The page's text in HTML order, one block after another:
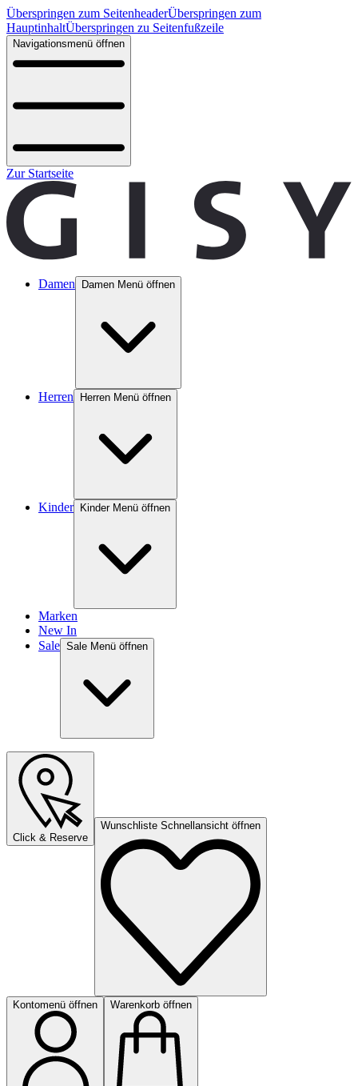
Überspringen zum SeitenheaderÜberspringen zum
HauptinhaltÜberspringen zu Seitenfußzeile
Navigationsmenü öffnen
Zur Startseite
Damen Damen Menü öffnen
Herren Herren Menü öffnen
Kinder Kinder Menü öffnen
Marken
New In
Sale Sale Menü öffnen
Click & Reserve
Wunschliste Schnellansicht öffnen
Kontomenü öffnen Warenkorb öffnen